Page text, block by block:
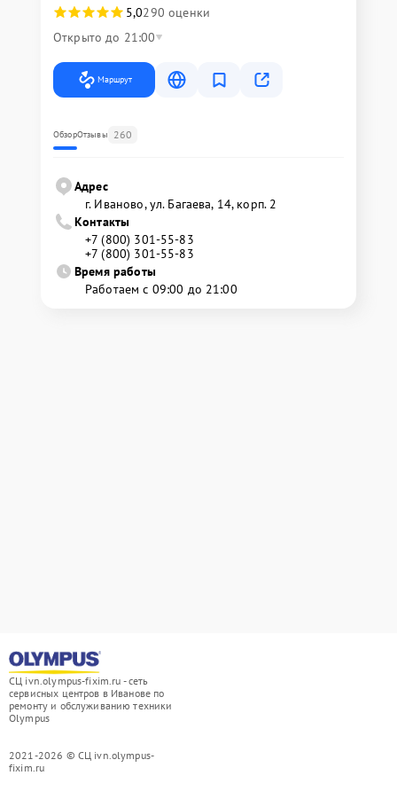
5,0290 оценки
Открыто до 21:00
Маршрут
ОбзорОтзывы 260
Адрес
г. Иваново, ул. Багаева, 14, корп. 2
Контакты
+7 (800) 301-55-83
+7 (800) 301-55-83
Время работы
Работаем с 09:00 до 21:00
СЦ ivn.olympus-fixim.ru - сеть
сервисных центров в Иванове по
ремонту и обслуживанию техники
Olympus
2021-2026 © СЦ ivn.olympus-
fixim.ru